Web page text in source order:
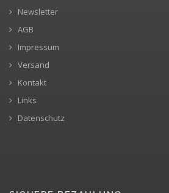
Newsletter
AGB
Impressum
Versand
Kontakt
Links
Datenschutz